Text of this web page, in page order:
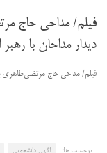
فیلم/ مداحی حاج
دیدار مداحان با رهبر
فیلم/ مداحی حاج مرتضی‌طاهری
برچسب ها: آگهی دانشجویی